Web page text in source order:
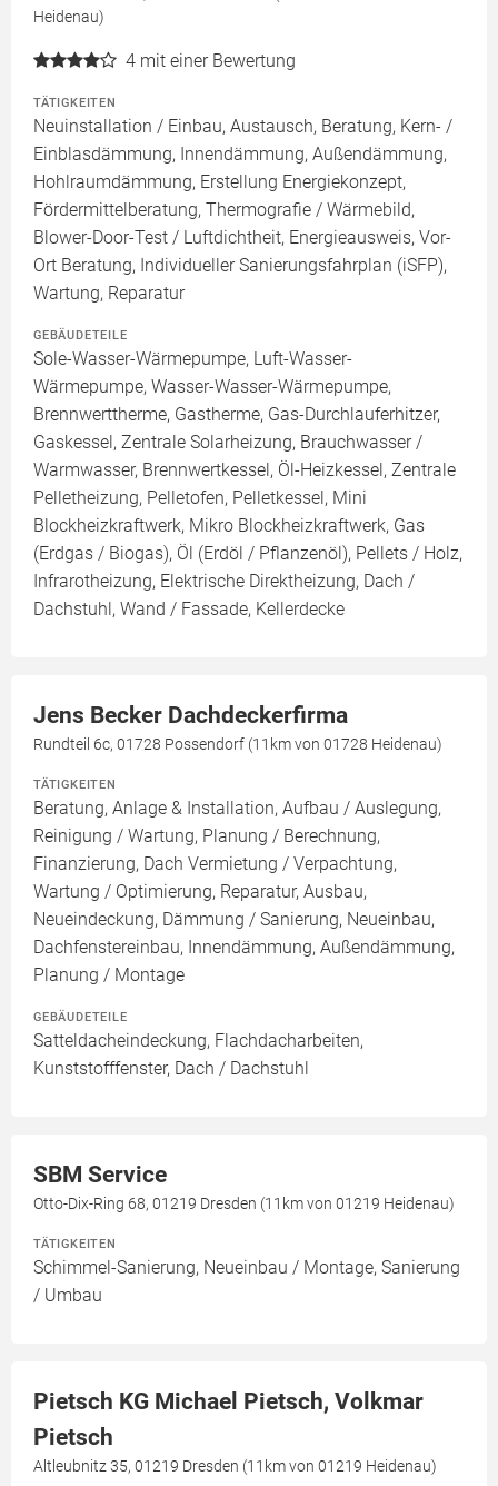
Heidenau)
4 mit einer Bewertung
TÄTIGKEITEN
Neuinstallation / Einbau, Austausch, Beratung, Kern- /
Einblasdämmung, Innendämmung, Außendämmung,
Hohlraumdämmung, Erstellung Energiekonzept,
Fördermittelberatung, Thermografie / Wärmebild,
Blower-Door-Test / Luftdichtheit, Energieausweis, Vor-
Ort Beratung, Individueller Sanierungsfahrplan (iSFP),
Wartung, Reparatur
GEBÄUDETEILE
Sole-Wasser-Wärmepumpe, Luft-Wasser-
Wärmepumpe, Wasser-Wasser-Wärmepumpe,
Brennwerttherme, Gastherme, Gas-Durchlauferhitzer,
Gaskessel, Zentrale Solarheizung, Brauchwasser /
Warmwasser, Brennwertkessel, Öl-Heizkessel, Zentrale
Pelletheizung, Pelletofen, Pelletkessel, Mini
Blockheizkraftwerk, Mikro Blockheizkraftwerk, Gas
(Erdgas / Biogas), Öl (Erdöl / Pflanzenöl), Pellets / Holz,
Infrarotheizung, Elektrische Direktheizung, Dach /
Dachstuhl, Wand / Fassade, Kellerdecke
Jens Becker Dachdeckerfirma
Rundteil 6c, 01728 Possendorf (11km von 01728 Heidenau)
TÄTIGKEITEN
Beratung, Anlage & Installation, Aufbau / Auslegung,
Reinigung / Wartung, Planung / Berechnung,
Finanzierung, Dach Vermietung / Verpachtung,
Wartung / Optimierung, Reparatur, Ausbau,
Neueindeckung, Dämmung / Sanierung, Neueinbau,
Dachfenstereinbau, Innendämmung, Außendämmung,
Planung / Montage
GEBÄUDETEILE
Satteldacheindeckung, Flachdacharbeiten,
Kunststofffenster, Dach / Dachstuhl
SBM Service
Otto-Dix-Ring 68, 01219 Dresden (11km von 01219 Heidenau)
TÄTIGKEITEN
Schimmel-Sanierung, Neueinbau / Montage, Sanierung
/ Umbau
Pietsch KG Michael Pietsch, Volkmar
Pietsch
Altleubnitz 35, 01219 Dresden (11km von 01219 Heidenau)